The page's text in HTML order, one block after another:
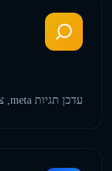
עדכן תגיות meta, צור הפניות, יצר sitemaps ומטב תוכן לחיפוש.